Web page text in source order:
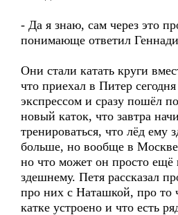
- Да я знаю, сам через это
понимающе ответил
Они стали катать круги
что приехал в Питер
экспрессом и сразу пошёл
новый каток, что завтра
тренироваться, что лёд ему
больше, но вообще в
но что может он просто
здешнему. Петя рассказал
про них с Наташкой, про то
катке устроено и что есть